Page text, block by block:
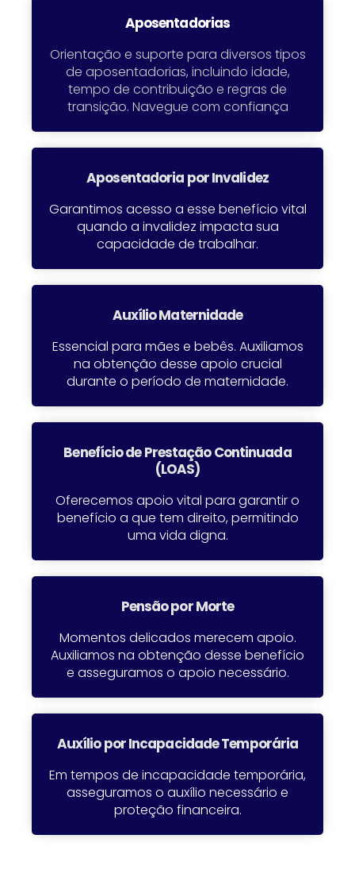
Aposentadorias
Orientação e suporte para diversos tipos
de aposentadorias, incluindo idade,
tempo de contribuição e regras de
transição. Navegue com confiança
Aposentadoria por Invalidez​
Garantimos acesso a esse benefício vital
quando a invalidez impacta sua
capacidade de trabalhar.
Auxílio Maternidade
Essencial para mães e bebês. Auxiliamos
na obtenção desse apoio crucial
durante o período de maternidade.
Benefício de Prestação Continuada
(LOAS)​
Oferecemos apoio vital para garantir o
benefício a que tem direito, permitindo
uma vida digna.
Pensão por Morte​
Momentos delicados merecem apoio.
Auxiliamos na obtenção desse benefício
e asseguramos o apoio necessário.
Auxílio por Incapacidade Temporária​
Em tempos de incapacidade temporária,
asseguramos o auxílio necessário e
proteção financeira.